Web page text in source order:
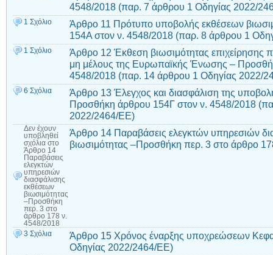
4548/2018 (παρ. 7 άρθρου 1 Οδηγίας 2022/
1 Σχόλιο
Άρθρο 11 Πρότυπο υποβολής εκθέσεων
154Α στον ν. 4548/2018 (παρ. 8 άρθρου 1
1 Σχόλιο
Άρθρο 12 Έκθεση βιωσιμότητας επιχείρησης
μη μέλους της Ευρωπαϊκής Ένωσης –
4548/2018 (παρ. 14 άρθρου 1 Οδηγίας 2022/
6 Σχόλια
Άρθρο 13 Έλεγχος και διασφάλιση της
Προσθήκη άρθρου 154Γ στον ν. 4548/2018
2022/2464/ΕΕ)
Δεν έχουν
υποβληθεί
σχόλια στο
Άρθρο 14
Παραβάσεις
ελεγκτών
υπηρεσιών
διασφάλισης
εκθέσεων
βιωσιμότητας
–Προσθήκη
περ. 3 στο
άρθρο 178 ν.
4548/2018
Άρθρο 14 Παραβάσεις ελεγκτών υπηρεσιών
βιωσιμότητας –Προσθήκη περ. 3 στο άρθρο
3 Σχόλια
Άρθρο 15 Χρόνος έναρξης υποχρεώσεων
Οδηγίας 2022/2464/ΕΕ)